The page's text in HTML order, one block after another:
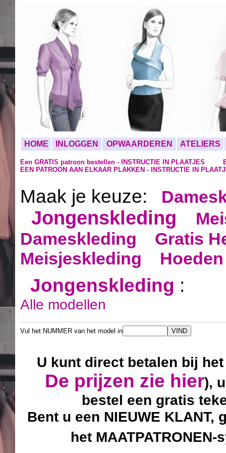
HOME INLOGGEN OPWAARDEREN ATELIERS
Een GRATIS patroon bestellen - INSTRUCTIE IN PLAATJES
EEN PATROON AAN ELKAAR PLAKKEN - INSTRUCTIE IN
Maak je keuze:
Jongenskleding
Dameskleding
Gratis
Meisjeskleding
Jongenskleding :
Alle modellen
Vul het NUMMER van het model in
U kunt direct betalen bij
De prijzen zie hier),
bestel een gratis
Bent u een NIEUWE
het